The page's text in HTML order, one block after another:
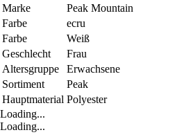
Marke
Peak Mountain
Farbe
ecru
Farbe
Weiß
Geschlecht
Frau
Altersgruppe
Erwachsene
Sortiment
Peak
Hauptmaterial Polyester
Loading...
Loading...